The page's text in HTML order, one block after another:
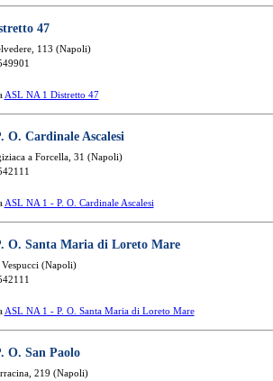
47
113 (Napoli)
ASL NA 1 Distretto 47
O. Cardinale Ascalesi
a Forcella, 31 (Napoli)
ASL NA 1 - P. O. Cardinale Ascalesi
O. Santa Maria di Loreto Mare
(Napoli)
ASL NA 1 - P. O. Santa Maria di Loreto Mare
O. San Paolo
219 (Napoli)